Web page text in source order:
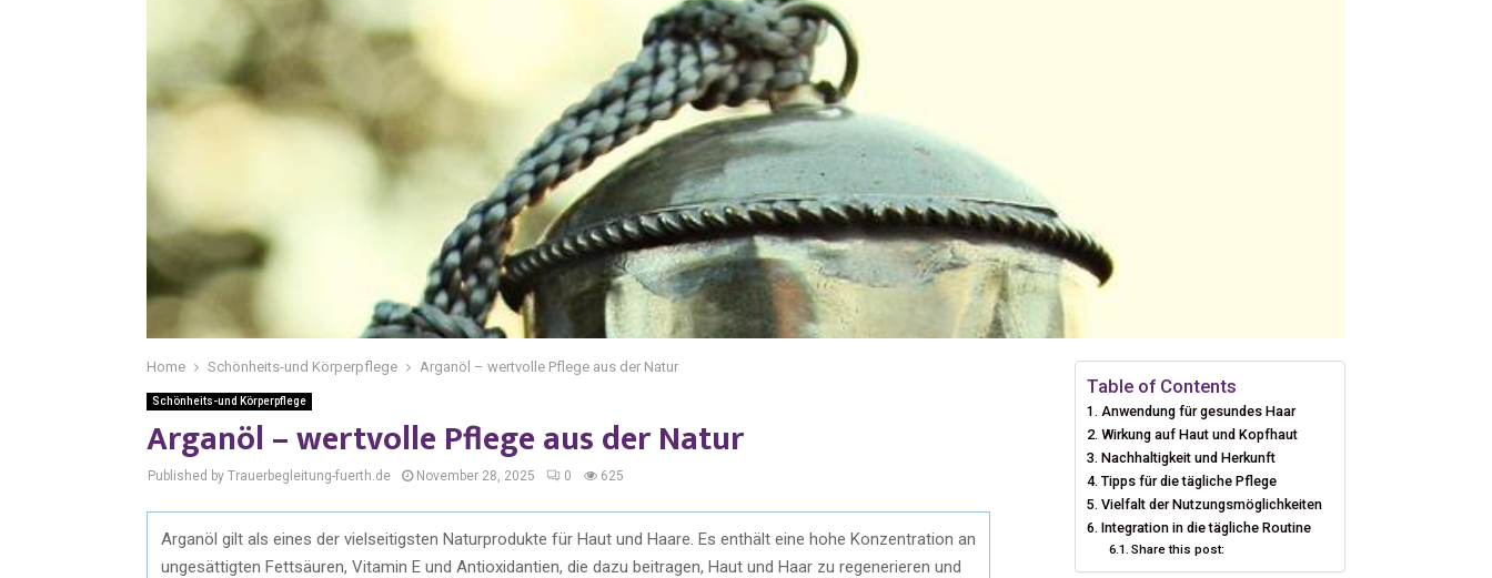
Home Schönheits-und Körperpflege Arganöl – wertvolle Pflege aus der Natur
Schönheits-und Körperpflege
Arganöl – wertvolle Pflege aus der Natur
Published by Trauerbegleitung-fuerth.de November 28, 2025 0 625
Arganöl gilt als eines der vielseitigsten Naturprodukte für Haut und Haare. Es enthält eine hohe Konzentration an
ungesättigten Fettsäuren, Vitamin E und Antioxidantien, die dazu beitragen, Haut und Haar zu regenerieren und
Table of Contents
Anwendung für gesundes Haar
Wirkung auf Haut und Kopfhaut
Nachhaltigkeit und Herkunft
Tipps für die tägliche Pflege
Vielfalt der Nutzungsmöglichkeiten
Integration in die tägliche Routine
Share this post: